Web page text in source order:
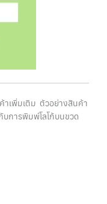
าเพิ่มเติม ตัวอย่างสินค้า
บการพิมพ์โลโก้บนขวด